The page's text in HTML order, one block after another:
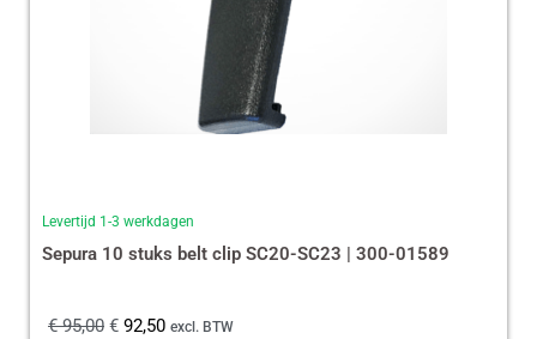
Levertijd 1-3 werkdagen
Sepura 10 stuks belt clip SC20-SC23 | 300-01589
€95,00 € 92,50 excl. BTW